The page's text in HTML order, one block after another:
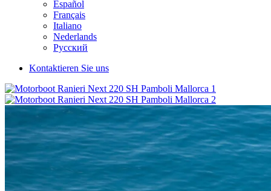
Español
Français
Italiano
Nederlands
Русский
Kontaktieren Sie uns